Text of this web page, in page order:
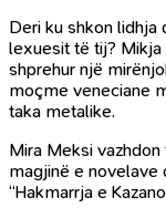
Deri ku shkon
lexuesit të tij?
shprehur një
moçme veneciane
taka metalike.
Mira Meksi
magjinë e novelave
“Hakmarrja e